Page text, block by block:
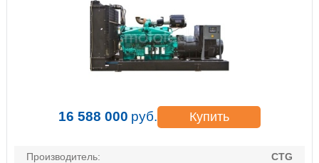
16 588 000 руб. Купить
Производитель:
CTG